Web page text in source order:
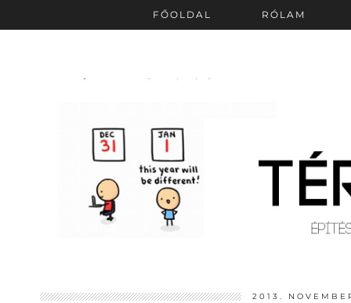
FŐOLDAL RÓLAM
2013.